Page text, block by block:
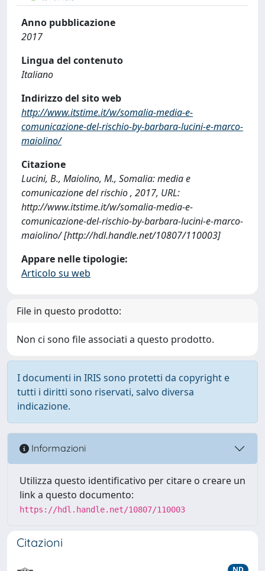
Anno pubblicazione
2017
Lingua del contenuto
Italiano
Indirizzo del sito web
http://www.itstime.it/w/somalia-media-e-
comunicazione-del-rischio-by-barbara-lucini-e-marco-
maiolino/
Citazione
Lucini, B., Maiolino, M., Somalia: media e
comunicazione del rischio , 2017, URL:
http://www.itstime.it/w/somalia-media-e-
comunicazione-del-rischio-by-barbara-lucini-e-marco-
maiolino/ [http://hdl.handle.net/10807/110003]
Appare nelle tipologie:
Articolo su web
File in questo prodotto:
Non ci sono file associati a questo prodotto.
I documenti in IRIS sono protetti da copyright e
tutti i diritti sono riservati, salvo diversa
indicazione.
Informazioni
Utilizza questo identificativo per citare o creare un
link a questo documento:
https://hdl.handle.net/10807/110003
Citazioni